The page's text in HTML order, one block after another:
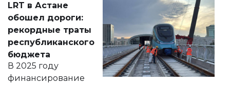
документ
появился в базе
нормативных
правовых актов и
на сайте маслихат
города.
LRT в Астане
обошел дороги:
рекордные траты
республиканского
бюджета
В 2025 году
финансирование